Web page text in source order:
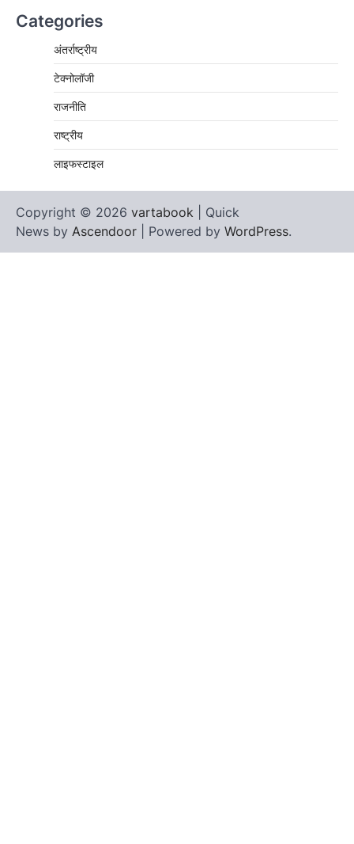
Categories
अंतर्राष्ट्रीय
टेक्नोलॉजी
राजनीति
राष्ट्रीय
लाइफस्टाइल
Copyright © 2026 vartabook | Quick
News by Ascendoor | Powered by WordPress.